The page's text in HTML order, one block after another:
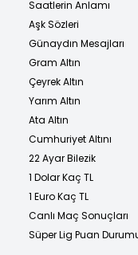
Saatlerin Anlamı
Aşk Sözleri
Günaydın Mesajları
Gram Altın
Çeyrek Altın
Yarım Altın
Ata Altın
Cumhuriyet Altını
22 Ayar Bilezik
1 Dolar Kaç TL
1 Euro Kaç TL
Canlı Maç Sonuçları
Süper Lig Puan